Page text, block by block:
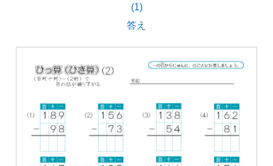
(1)
答え